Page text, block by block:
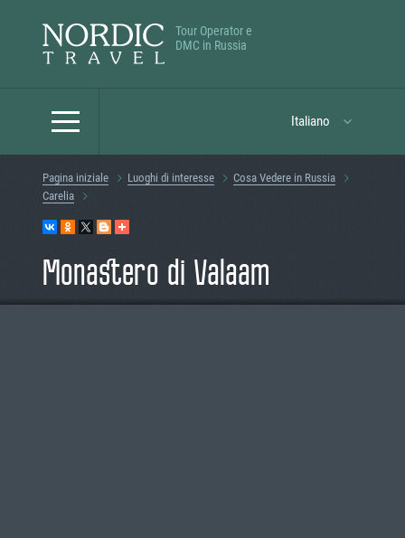
Tour Operator e
DMC in Russia
Italiano
Pagina iniziale Luoghi di interesse
Cosa Vedere in Russia
Carelia
Monastero di Valaam